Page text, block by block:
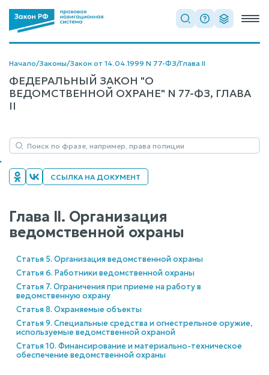
Начало/Законы/Закон от 14.04.1999 N 77-ФЗ/Глава II
ФЕДЕРАЛЬНЫЙ ЗАКОН "О
ВЕДОМСТВЕННОЙ ОХРАНЕ" N 77-ФЗ, ГЛАВА
II
ССЫЛКА НА ДОКУМЕНТ
Глава II. Организация
ведомственной охраны
Статья 5. Организация ведомственной охраны
Статья 6. Работники ведомственной охраны
Статья 7. Ограничения при приеме на работу в
ведомственную охрану
Статья 8. Охраняемые объекты
Статья 9. Специальные средства и огнестрельное оружие,
используемые ведомственной охраной
Статья 10. Финансирование и материально-техническое
обеспечение ведомственной охраны